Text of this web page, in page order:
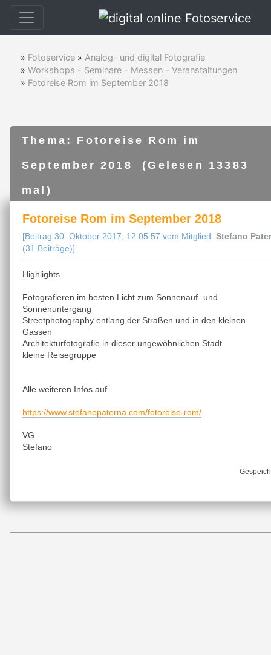
» Fotoservice » Analog- und digital Fotografie
» Workshops - Seminare - Messen - Veranstaltungen
» Fotoreise Rom im September 2018
Thema: Fotoreise Rom im
September 2018 (Gelesen 13383
mal)
Fotoreise Rom im September 2018
[Beitrag 30. Oktober 2017, 12:05:57 vom Mitglied: Stefano
(31 Beiträge)]
Highlights
Fotografieren im besten Licht zum Sonnenauf- und
Sonnenuntergang
Streetphotography entlang der Straßen und in den kleinen
Gassen
Architekturfotografie in dieser ungewöhnlichen Stadt
kleine Reisegruppe
Alle weiteren Infos auf
https://www.stefanopaterna.com/fotoreise-rom/
VG
Stefano